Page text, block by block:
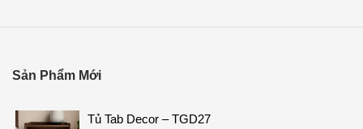
Sản Phẩm Mới
Tủ Tab Decor – TGD27